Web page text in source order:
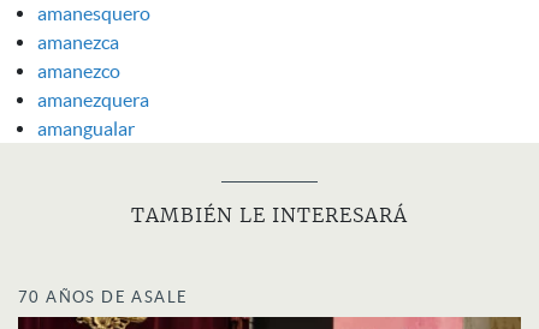
amanesquero
amanezca
amanezco
amanezquera
amangualar
TAMBIÉN LE INTERESARÁ
70 AÑOS DE ASALE